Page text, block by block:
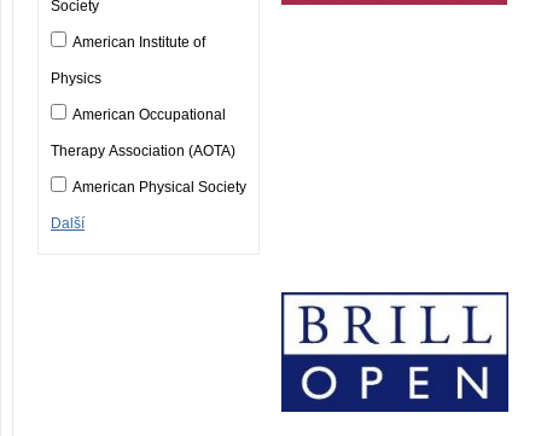
Society
American Institute of
Physics
American Occupational
Therapy Association (AOTA)
American Physical Society
Další